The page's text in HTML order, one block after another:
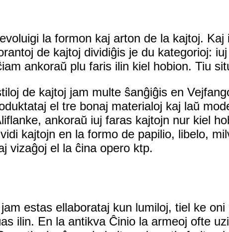
la formon kaj arton de la kajtoj.
de kajtoj dividiĝis je du kategorioj:
ankoraŭ plu faris ilin kiel hobion. Tiu
de kajtoj jam multe ŝanĝiĝis en
el tre bonaj materialoj kaj laŭ
ankoraŭ iuj faras kajtojn nur kiel
kajtojn en la formo de papilio, libelo,
vizaĝoj el la ĉina opero ktp.
estas ellaborataj kun lumiloj, tiel ke
ilin. En la antikva Ĉinio la armeoj ofte